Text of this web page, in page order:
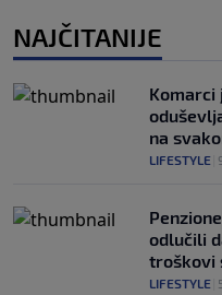
NAJČITANIJE
Komarci
na
LIFESTYLE
odlučili
troškovi
LIFESTYLE